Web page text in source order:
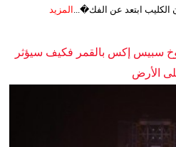
ابتعد عن الفك�... المزيد
سبيس إكس بالقمر فكيف سيؤثر
الأرض